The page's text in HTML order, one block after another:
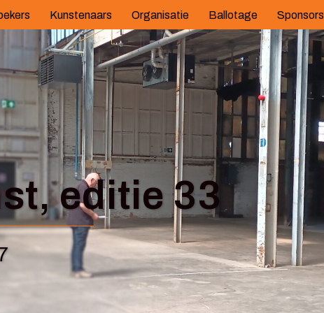
Kunstenaars Organisatie Ballotage Sponsors
editie 33